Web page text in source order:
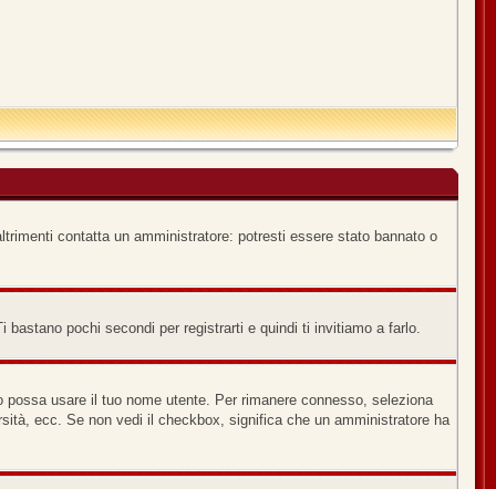
contatta un amministratore: potresti essere stato bannato o
bastano pochi secondi per registrarti e quindi ti invitiamo a farlo.
usare il tuo nome utente. Per rimanere connesso, seleziona
ecc. Se non vedi il checkbox, significa che un amministratore ha